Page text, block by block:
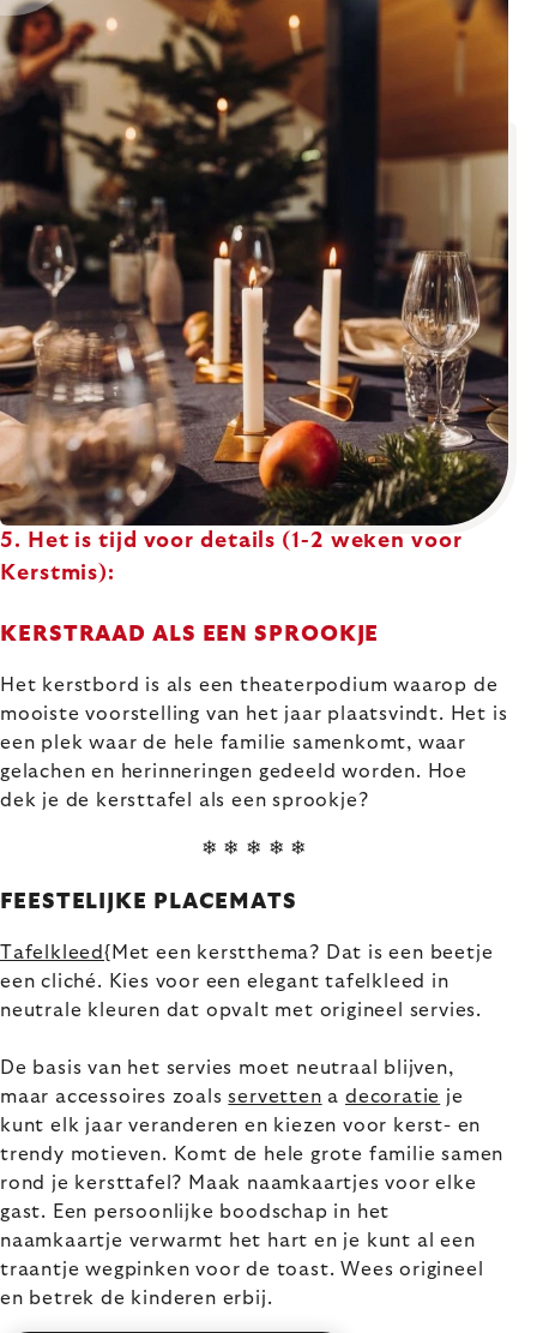
5. Het is tijd voor details (1-2 weken voor
Kerstmis):
KERSTRAAD ALS EEN SPROOKJE
Het kerstbord is als een theaterpodium waarop de
mooiste voorstelling van het jaar plaatsvindt. Het is
een plek waar de hele familie samenkomt, waar
gelachen en herinneringen gedeeld worden. Hoe
dek je de kersttafel als een sprookje?
❄ ❄ ❄ ❄ ❄
FEESTELIJKE PLACEMATS
Tafelkleed{Met een kerstthema? Dat is een beetje
een cliché. Kies voor een elegant tafelkleed in
neutrale kleuren dat opvalt met origineel servies.
De basis van het servies moet neutraal blijven,
maar accessoires zoalsservetten adecoratie je
kunt elk jaar veranderen en kiezen voor kerst- en
trendy motieven. Komt de hele grote familie samen
rond je kersttafel? Maak naamkaartjes voor elke
gast. Een persoonlijke boodschap in het
naamkaartje verwarmt het hart en je kunt al een
traantje wegpinken voor de toast. Wees origineel
en betrek de kinderen erbij.